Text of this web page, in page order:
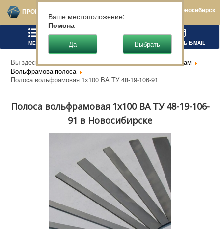
ПРОМТЕХСТАЛЬ Новосибирск
МЕНЮ НАПИСАТЬ E-MAIL
Вы здесь: Главная Цветной металлопрокат
Вольфрам
Вольфрамова полоса
Полоса вольфрамовая 1х100 ВА ТУ 48-19-106-91
Полоса вольфрамовая 1х100 ВА ТУ 48-19-106-
91 в Новосибирске
Ваше местоположение:
Помона